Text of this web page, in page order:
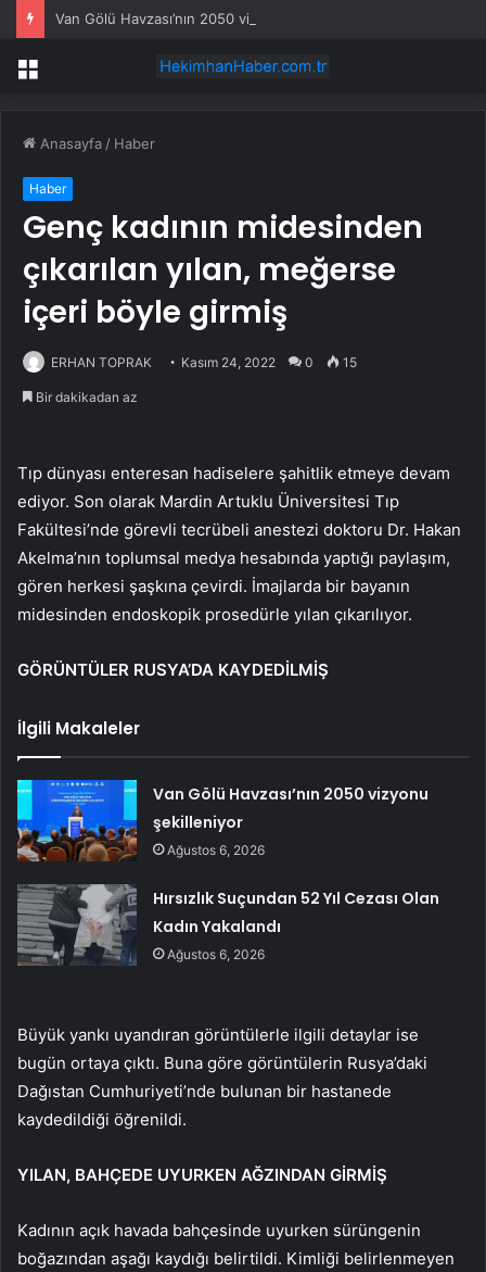
Van Gölü Havzası’nın 2050 vizyonu şekilleniyor
Menü
Anasayfa / Haber
Haber
Genç kadının midesinden
çıkarılan yılan, meğerse
içeri böyle girmiş
ERHAN TOPRAK Kasım 24, 2022 0 15
Bir dakikadan az
Tıp dünyası enteresan hadiselere şahitlik etmeye devam
ediyor. Son olarak Mardin Artuklu Üniversitesi Tıp
Fakültesi’nde görevli tecrübeli anestezi doktoru Dr. Hakan
Akelma’nın toplumsal medya hesabında yaptığı paylaşım,
gören herkesi şaşkına çevirdi. İmajlarda bir bayanın
midesinden endoskopik prosedürle yılan çıkarılıyor.
GÖRÜNTÜLER RUSYA’DA KAYDEDİLMİŞ
İlgili Makaleler
Van Gölü Havzası’nın 2050 vizyonu
şekilleniyor
Ağustos 6, 2026
Hırsızlık Suçundan 52 Yıl Cezası Olan
Kadın Yakalandı
Ağustos 6, 2026
Büyük yankı uyandıran görüntülerle ilgili detaylar ise
bugün ortaya çıktı. Buna göre görüntülerin Rusya’daki
Dağıstan Cumhuriyeti’nde bulunan bir hastanede
kaydedildiği öğrenildi.
YILAN, BAHÇEDE UYURKEN AĞZINDAN GİRMİŞ
Kadının açık havada bahçesinde uyurken sürüngenin
boğazından aşağı kaydığı belirtildi. Kimliği belirlenmeyen